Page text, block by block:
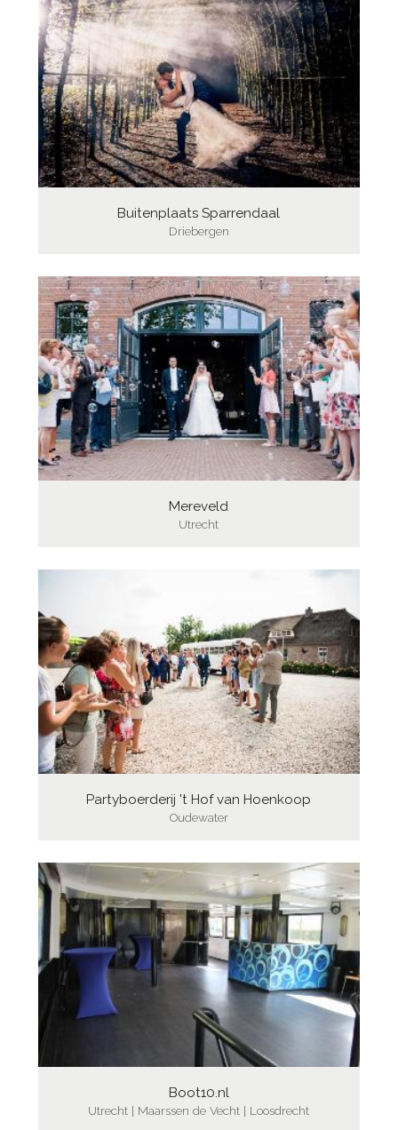
Buitenplaats Sparrendaal
Driebergen
Mereveld
Utrecht
Partyboerderij 't Hof van Hoenkoop
Oudewater
Boot10.nl
Utrecht | Maarssen de Vecht | Loosdrecht